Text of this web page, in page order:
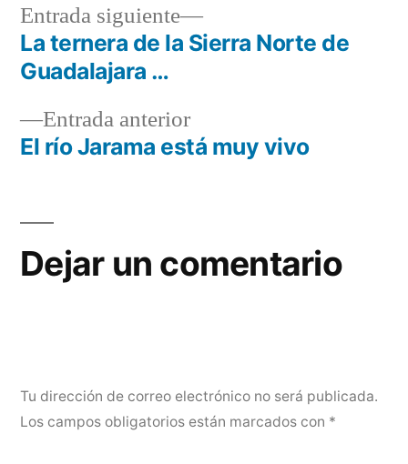
Navegación
entradas
Entrada anteriorEntrada
anterior:
El río Jarama está muy vivo
Entrada siguiente
Entrada
siguiente:
La ternera de la Sierra Norte de
Guadalajara …
Dejar un comentario
Tu dirección de correo electrónico no será publicada.
Los campos obligatorios están marcados con *